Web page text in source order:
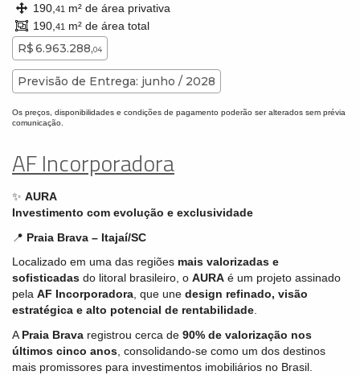
190, 41 m² de área privativa
190, 41 m² de área total
R$ 6.963.288,04
Previsão de Entrega: junho / 2028
Os preços, disponibilidades e condições de pagamento poderão ser alterados sem prévia
comunicação.
AF Incorporadora
✨ AURA
Investimento com evolução e exclusividade
📍 Praia Brava – Itajaí/SC
Localizado em uma das regiões mais valorizadas e
sofisticadas do litoral brasileiro, o AURA é um projeto assinado
pela AF Incorporadora , que une design refinado, visão
estratégica e alto potencial de rentabilidade
A Praia Brava registrou cerca de 90% de valorização nos
últimos cinco anos , consolidando-se como um dos destinos
mais promissores para investimentos imobiliários no Brasil.